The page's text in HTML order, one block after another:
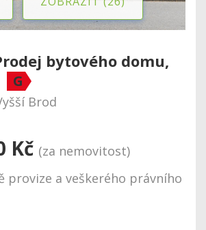
bytového domu,
G
Brod
Kč (za nemovitost)
provize a veškerého právního